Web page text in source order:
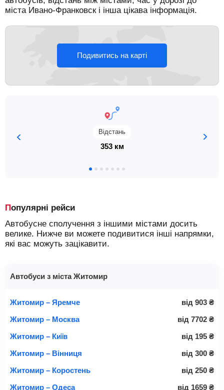
міста Ивано-Франковск і інша цікава інформація.
Подивитись на карті
Відстань
353 км
Популярні рейси
Автобусне сполучення з іншими містами досить
велике. Нижче ви можете подивитися інші напрямки,
які вас можуть зацікавити.
Автобуси з міста Житомир
Житомир – Яремче від 903 ₴
Житомир – Москва
від 7702 ₴
Житомир – Київ
від 195 ₴
Житомир – Вінниця
від 300 ₴
Житомир – Коростень
від 250 ₴
Житомир – Одеса
від 1659 ₴